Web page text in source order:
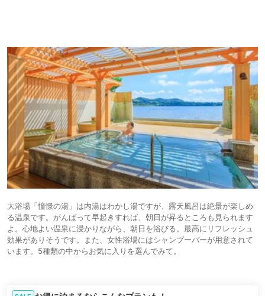
大浴場「憧憬の湯」は内湯はわかし湯ですが、露天⾵呂は絶景が楽しめ
る温泉です。がんばって早起きすれば、朝日が昇るところも見られます
よ。心地よい温泉に浸かりながら、朝日を浴びる。最高にリフレッシュ
効果がありそうです。また、女性浴場にはシャンプーバーが用意されて
います。5種類の中からお気に入りを選んでみて。